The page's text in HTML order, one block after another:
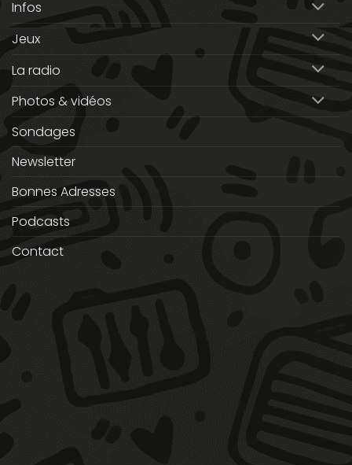
Infos
Jeux
La radio
Photos & vidéos
Sondages
Newsletter
Bonnes Adresses
Podcasts
Contact